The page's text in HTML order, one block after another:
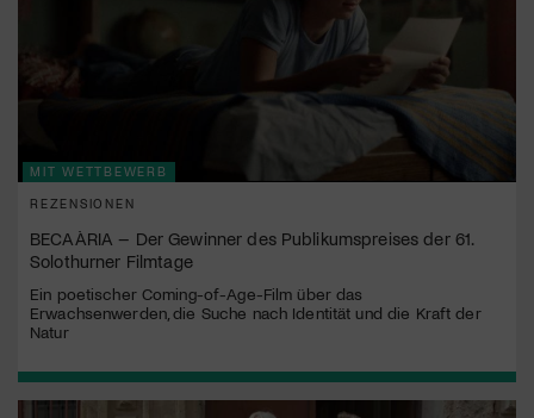
MIT WETTBEWERB
REZENSIONEN
BECAÀRIA – Der Gewinner des Publikumspreises der 61.
Solothurner Filmtage
Ein poetischer Coming-of-Age-Film über das
Erwachsenwerden, die Suche nach Identität und die Kraft der
Natur